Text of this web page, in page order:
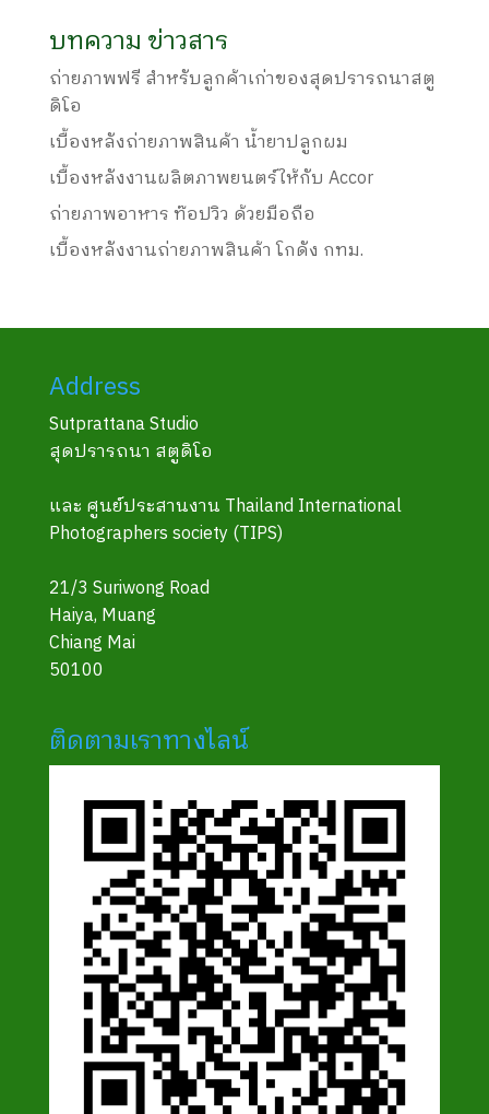
บทความ ข่าวสาร
ถ่ายภาพฟรี สำหรับลูกค้าเก่าของสุดปรารถนาสตู
ดิโอ
เบื้องหลังถ่ายภาพสินค้า น้ำยาปลูกผม
เบื้องหลังงานผลิตภาพยนตร์ให้กับ Accor
ถ่ายภาพอาหาร ท๊อปวิว ด้วยมือถือ
เบื้องหลังงานถ่ายภาพสินค้า โกดัง กทม.
Address
Sutprattana Studio
สุดปรารถนา สตูดิโอ
และ ศูนย์ประสานงาน Thailand International
Photographers society (TIPS)
21/3 Suriwong Road
Haiya, Muang
Chiang Mai
50100
ติดตามเราทางไลน์